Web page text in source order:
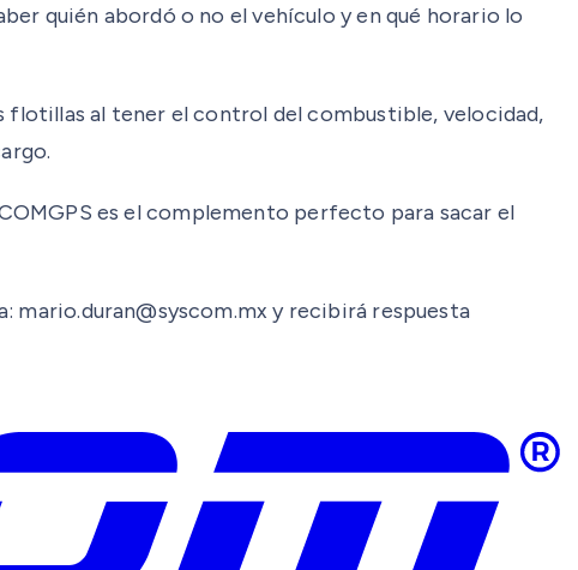
quién abordó o no el vehículo y en qué horario lo
flotillas al tener el control del combustible, velocidad,
es el complemento perfecto para sacar el
y recibirá respuesta